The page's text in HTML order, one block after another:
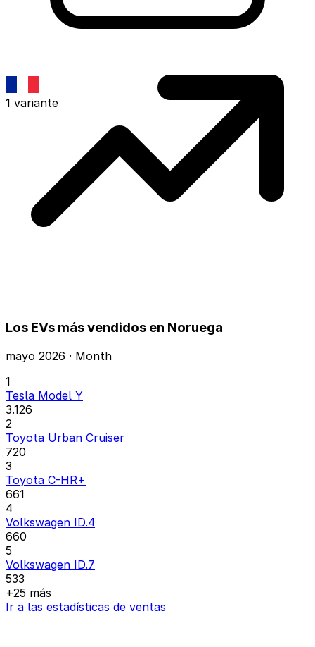
1 variante
Los EVs más vendidos en Noruega
mayo 2026 · Month
1
Tesla Model Y
3.126
2
Toyota Urban Cruiser
720
3
Toyota C-HR+
661
4
Volkswagen ID.4
660
5
Volkswagen ID.7
533
+25 más
Ir a las estadísticas de ventas